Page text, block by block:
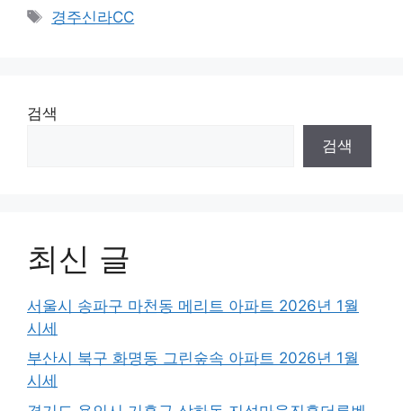
Tags
경주신라CC
검색
검색
최신 글
서울시 송파구 마천동 메리트 아파트 2026년 1월
시세
부산시 북구 화명동 그린숲속 아파트 2026년 1월
시세